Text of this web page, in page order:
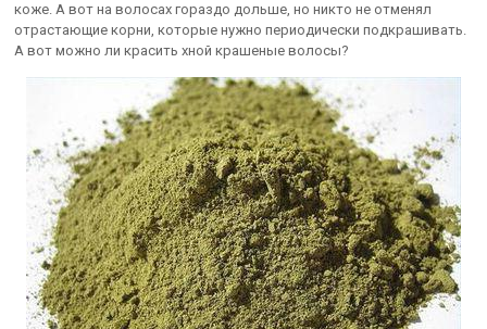
коже. А вот на волосах гораздо дольше, но никто не отменял
отрастающие корни, которые нужно периодически подкрашивать.
А вот можно ли красить хной крашеные волосы?